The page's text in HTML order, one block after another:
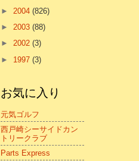
► 2004 (826)
► 2003 (88)
► 2002 (3)
► 1997 (3)
お気に入り
元気ゴルフ
西戸崎シーサイドカン
トリークラブ
Parts Express